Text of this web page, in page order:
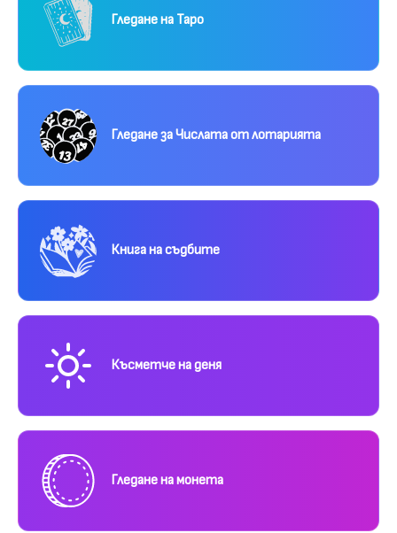
Гледане на Таро
Гледане за Числата от лотарията
Книга на съдбите
Късметче на деня
Гледане на монета